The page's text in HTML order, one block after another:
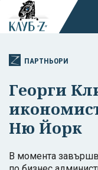
ПАРТНЬОРИ
Георги
Ню Йорк
В момента